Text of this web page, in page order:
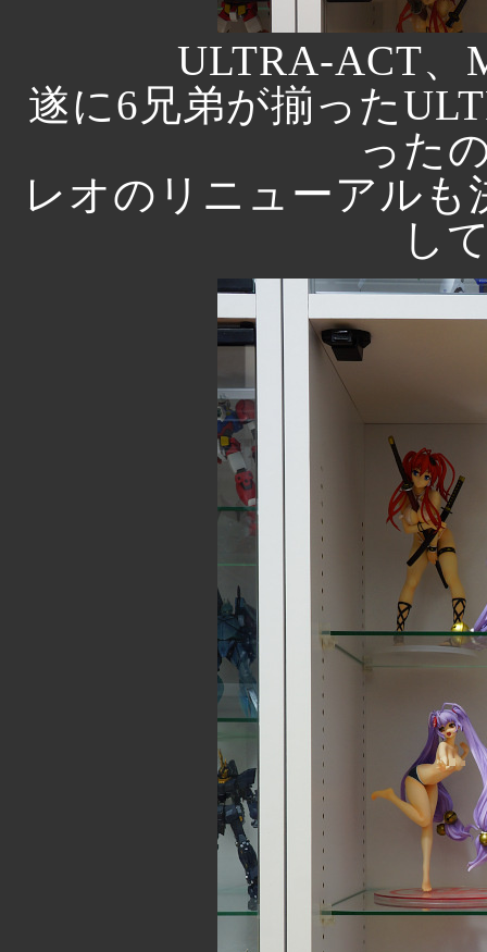
ULTRA-ACT、
遂に6兄弟が揃った
った
レオのリニューアル
し